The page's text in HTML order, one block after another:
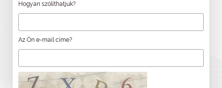
Hogyan szólíthatjuk?
Az Ön e-mail címe?